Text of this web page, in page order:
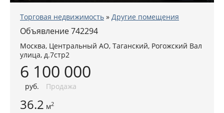
Торговая недвижимость » Другие помещения
Объявление 742294
Москва, Центральный АО, Таганский, Рогожский Вал
улица, д.7стр2
6 100 000
руб. Продажа
36.2 м2